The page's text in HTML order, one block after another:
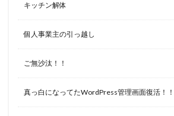
キッチン解体
個人事業主の引っ越し
ご無沙汰！！
真っ白になってたWordPress管理画面復活！！